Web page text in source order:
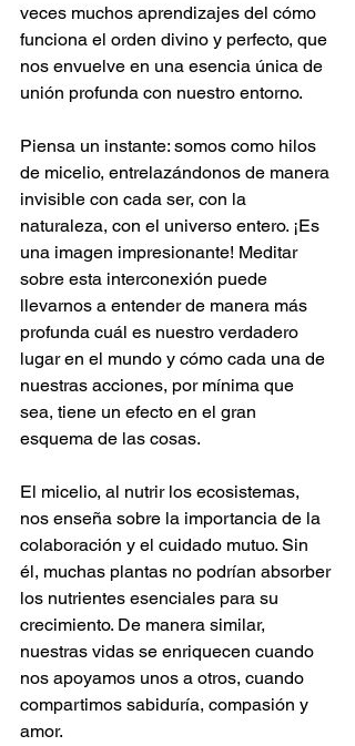
veces muchos aprendizajes del cómo
funciona el orden divino y perfecto, que
nos envuelve en una esencia única de
unión profunda con nuestro entorno.
Piensa un instante: somos como hilos
de micelio, entrelazándonos de manera
invisible con cada ser, con la
naturaleza, con el universo entero. ¡Es
una imagen impresionante! Meditar
sobre esta interconexión puede
llevarnos a entender de manera más
profunda cuál es nuestro verdadero
lugar en el mundo y cómo cada una de
nuestras acciones, por mínima que
sea, tiene un efecto en el gran
esquema de las cosas.
El micelio, al nutrir los ecosistemas,
nos enseña sobre la importancia de la
colaboración y el cuidado mutuo. Sin
él, muchas plantas no podrían absorber
los nutrientes esenciales para su
crecimiento. De manera similar,
nuestras vidas se enriquecen cuando
nos apoyamos unos a otros, cuando
compartimos sabiduría, compasión y
amor.